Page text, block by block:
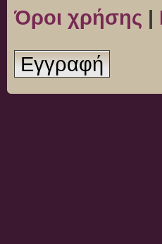
Όροι χρήσης |
Εγγραφή